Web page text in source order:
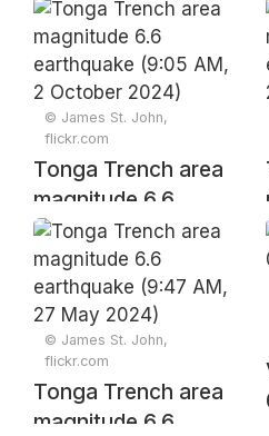
© James St. John,
flickr.com
Tonga Trench area
magnitude 6.6
earthquake (9:05
AM, 2 October
2024)
© James St. John,
flickr.com
Tonga Trench area
magnitude 6.6